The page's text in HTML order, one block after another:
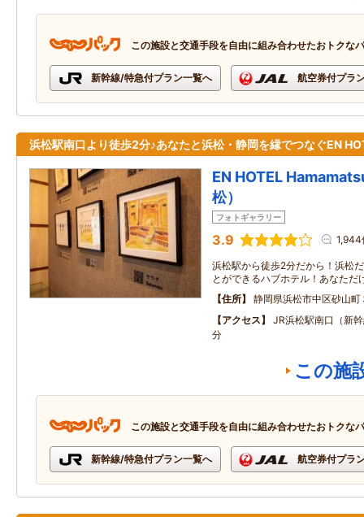
この施設と交通手段を自由に組み合わせたおトクな
新幹線/特急付プラン一覧へ 航空券付プラ
浜松駅南口より徒歩2分♪あなたと浜松・静岡を縁でつなぐEN
EN HOTEL
松）
フォトギャラリー
3.9 1,944
浜松駅から徒歩2分だから！浜松
とができるハブホテル！あなただ
住所
静岡県浜松市中区砂山町
アクセス
JR浜松駅南口（新
分
この施
この施設と交通手段を自由に組み合わせたおトクな
新幹線/特急付プラン一覧へ 航空券付プラ